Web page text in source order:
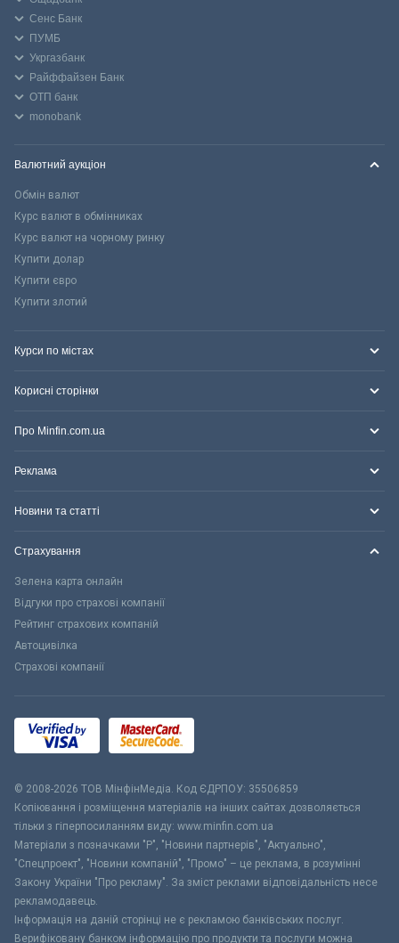
Сенс Банк
ПУМБ
Укргазбанк
Райффайзен Банк
ОТП банк
monobank
Валютний аукціон
Обмін валют
Курс валют в обмінниках
Курс валют на чорному ринку
Купити долар
Купити євро
Купити злотий
Курси по містах
Корисні сторінки
Про Minfin.com.ua
Реклама
Новини та статті
Страхування
Зелена карта онлайн
Відгуки про страхові компанії
Рейтинг страхових компаній
Автоцивілка
Страхові компанії
© 2008-2026 ТОВ МiнфiнМедiа. Код ЄДРПОУ: 35506859
Копіювання і розміщення матеріалів на інших сайтах дозволяється
тільки з гіперпосиланням виду: www.minfin.com.ua
Матеріали з позначками "Р", "Новини партнерів", "Актуально",
"Спецпроект", "Новини компаній", "Промо" – це реклама, в розумінні
Закону України "Про рекламу". За зміст реклами відповідальність несе
рекламодавець.
Інформація на даній сторінці не є рекламою банківських послуг.
Верифіковану банком інформацію про продукти та послуги можна